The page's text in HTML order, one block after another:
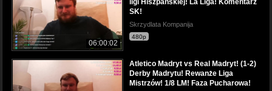
06:00:02
SK!
Skrzydlata Kompanija
480p
Atletico Madryt vs Real Madryt! (1-2)
Derby Madrytu! Rewanże Liga
Mistrzów! 1/8 LM! Faza Pucharowa!